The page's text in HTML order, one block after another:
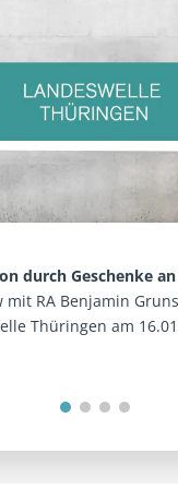
durch Geschenke
mit RA Benjamin
Thüringen am